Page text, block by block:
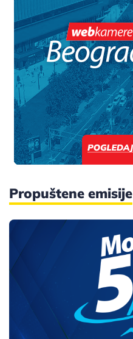
Propuštene emisije